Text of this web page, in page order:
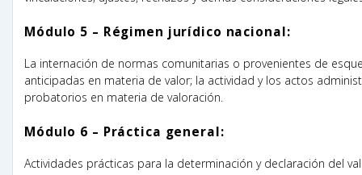
Módulo 5 – Régimen jurídico nacional:
La internación de normas comunitarias o provenientes de
anticipadas en materia de valor; la actividad y los actos
probatorios en materia de valoración.
Módulo 6 – Práctica general:
Actividades prácticas para la determinación y declaración del